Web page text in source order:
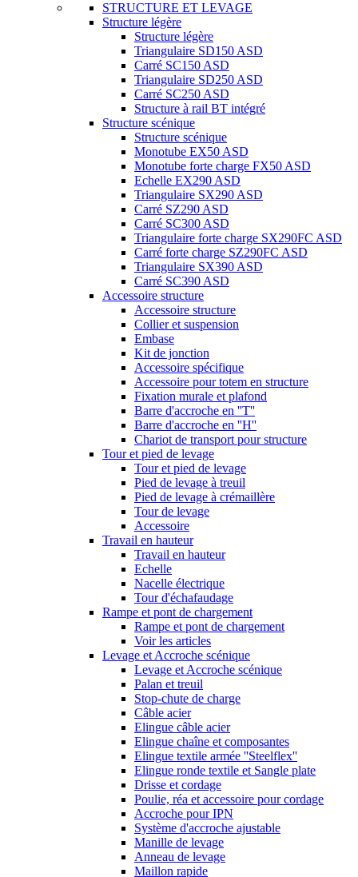
STRUCTURE ET LEVAGE
Structure légère
Structure légère
Triangulaire SD150 ASD
Carré SC150 ASD
Triangulaire SD250 ASD
Carré SC250 ASD
Structure à rail BT intégré
Structure scénique
Structure scénique
Monotube EX50 ASD
Monotube forte charge FX50 ASD
Echelle EX290 ASD
Triangulaire SX290 ASD
Carré SZ290 ASD
Carré SC300 ASD
Triangulaire forte charge SX290FC ASD
Carré forte charge SZ290FC ASD
Triangulaire SX390 ASD
Carré SC390 ASD
Accessoire structure
Accessoire structure
Collier et suspension
Embase
Kit de jonction
Accessoire spécifique
Accessoire pour totem en structure
Fixation murale et plafond
Barre d'accroche en ''T''
Barre d'accroche en ''H''
Chariot de transport pour structure
Tour et pied de levage
Tour et pied de levage
Pied de levage à treuil
Pied de levage à crémaillère
Tour de levage
Accessoire
Travail en hauteur
Travail en hauteur
Echelle
Nacelle électrique
Tour d'échafaudage
Rampe et pont de chargement
Rampe et pont de chargement
Voir les articles
Levage et Accroche scénique
Levage et Accroche scénique
Palan et treuil
Stop-chute de charge
Câble acier
Elingue câble acier
Elingue chaîne et composantes
Elingue textile armée ''Steelflex''
Elingue ronde textile et Sangle plate
Drisse et cordage
Poulie, réa et accessoire pour cordage
Accroche pour IPN
Système d'accroche ajustable
Manille de levage
Anneau de levage
Maillon rapide